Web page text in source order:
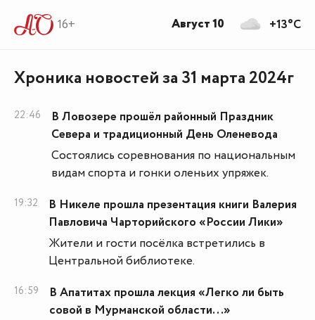
16+
Хроника новостей за 31 марта 2024г
22:46
В Ловозере прошёл районный Праздник
Севера и традиционный День Оленевода
Состоялись соревнования по национальным
видам спорта и гонки оленьих упряжек.
19:32
В Никеле прошла презентация книги Валерия
Павловича Чарторийского «России Лики»
Жители и гости посёлка встретились в
Центральной библиотеке.
16:59
В Апатитах прошла лекция «Легко ли быть
совой в Мурманской области...»
+13°C
Август 10